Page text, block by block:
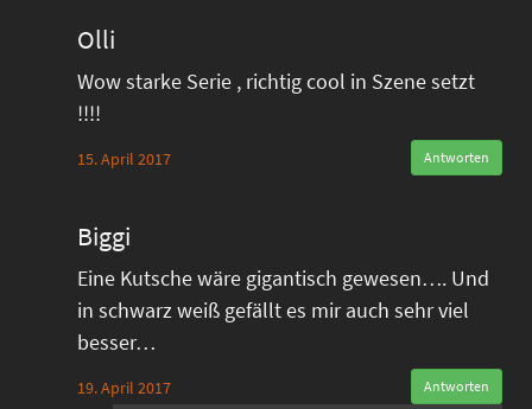
Olli
Wow starke Serie , richtig cool in Szene setzt
!!!!
15. April 2017 Antworten
Biggi
Eine Kutsche wäre gigantisch gewesen…. Und
in schwarz weiß gefällt es mir auch sehr viel
besser…
19. April 2017 Antworten